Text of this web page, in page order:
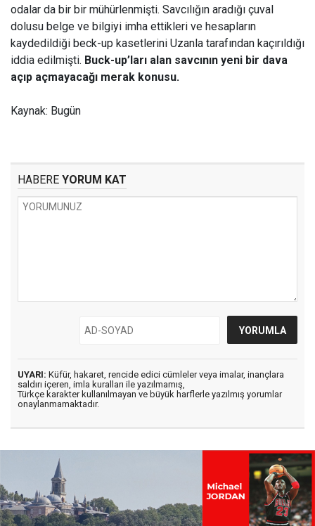
odalar da bir bir mühürlenmişti. Savcılığın aradığı çuval
dolusu belge ve bilgiyi imha ettikleri ve hesapların
kaydedildiği beck-up kasetlerini Uzanla tarafından kaçırıldığı
iddia edilmişti. Buck-up’ları alan savcının yeni bir dava
açıp açmayacağı merak konusu.
Kaynak: Bugün
HABERE YORUM KAT
UYARI: Küfür, hakaret, rencide edici cümleler veya imalar, inançlara
saldırı içeren, imla kuralları ile yazılmamış,
Türkçe karakter kullanılmayan ve büyük harflerle yazılmış yorumlar
onaylanmamaktadır.